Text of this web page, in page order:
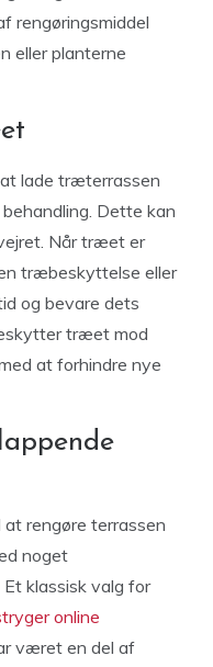
rengøringsmiddel
eller planterne
lade træterrassen
Dette kan
Når træet er
træbeskyttelse eller
og bevare dets
træet mod
at forhindre nye
rengøre terrassen
noget
klassisk valg for
online
været en del af